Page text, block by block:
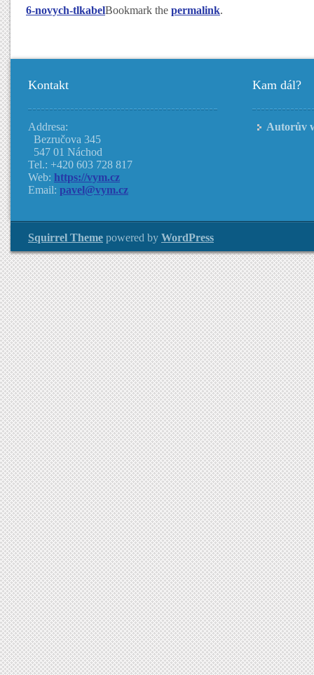
6-novych-tlkabelBookmark the permalink.
Kontakt
Addresa:
Bezručova 345
547 01 Náchod
Tel.: +420 603 728 817
Web: https://vym.cz
Email: pavel@vym.cz
Kam dál?
Autorův
Squirrel Theme powered by WordPress